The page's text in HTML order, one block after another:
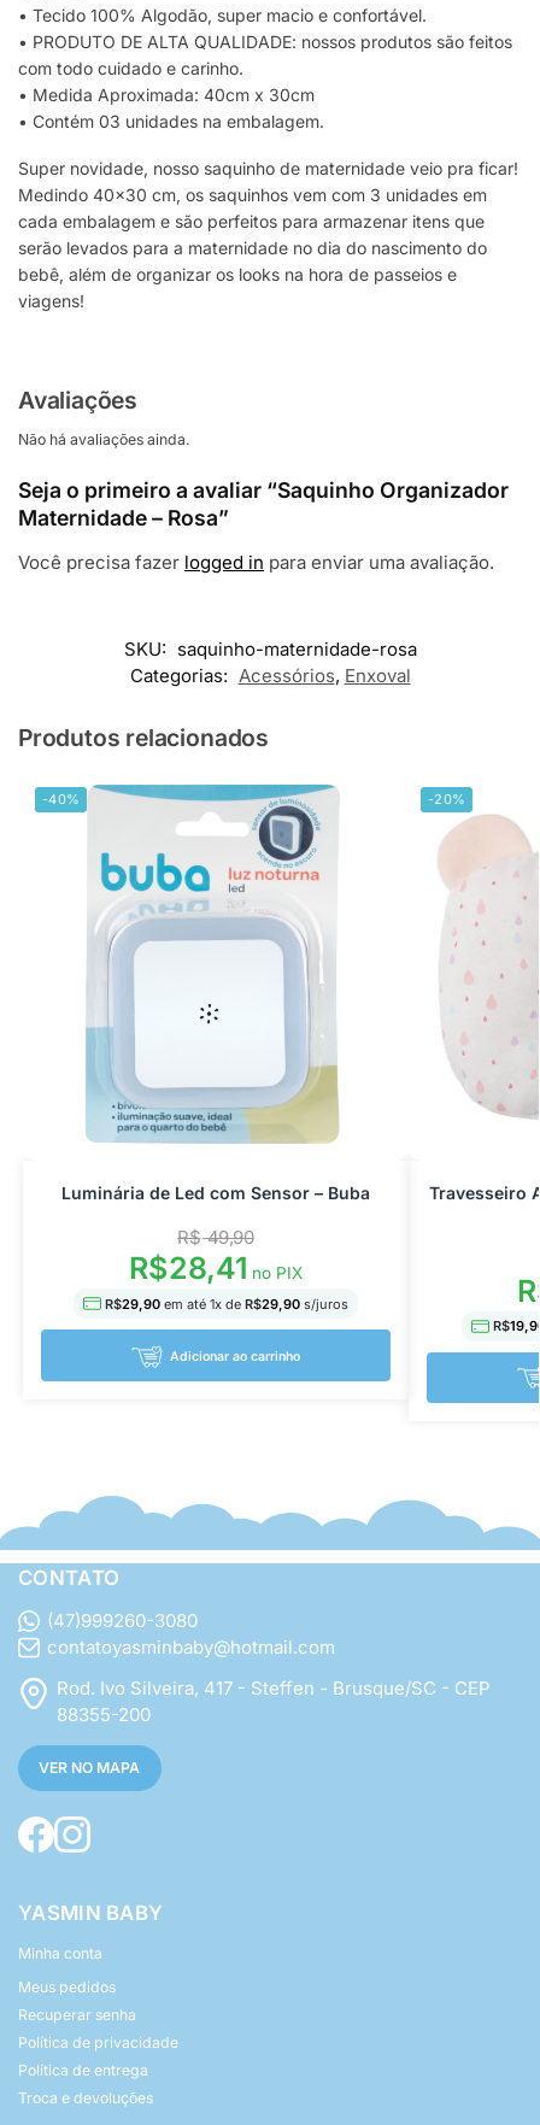
• Tecido 100% Algodão, super macio e confortável.
• PRODUTO DE ALTA QUALIDADE: nossos produtos são feitos
com todo cuidado e carinho.
• Medida Aproximada: 40cm x 30cm
• Contém 03 unidades na embalagem.
Super novidade, nosso saquinho de maternidade veio pra ficar!
Medindo 40×30 cm, os saquinhos vem com 3 unidades em
cada embalagem e são perfeitos para armazenar itens que
serão levados para a maternidade no dia do nascimento do
bebê, além de organizar os looks na hora de passeios e
viagens!
Avaliações
Não há avaliações ainda.
Seja o primeiro a avaliar “Saquinho Organizador
Maternidade – Rosa”
Você precisa fazer logged in para enviar uma avaliação.
SKU: saquinho-maternidade-rosa
Categorias: Acessórios, Enxoval
Produtos relacionados
-40%
Luminária de Led com Sensor – Buba
R$49,90
R$28,41 no PIX
R$29,90 em até 1x de R$29,90s/juros
Adicionar ao carrinho
-20%
Travesseiro
R$
CONTATO
(47)999260-3080
contatoyasminbaby@hotmail.com
Rod. Ivo Silveira, 417 - Steffen - Brusque/SC - CEP
88355-200
VER NO MAPA
YASMIN BABY
Minha conta
Meus pedidos
Recuperar senha
Política de privacidade
Política de entrega
Troca e devoluções